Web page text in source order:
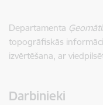
Departamenta
topogrāfiskās
izvērtēšana, ar
Darbinieki